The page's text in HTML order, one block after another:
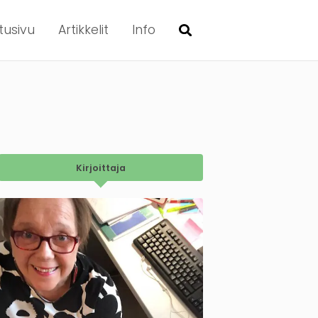
Artikkelit Info
Kirjoittaja